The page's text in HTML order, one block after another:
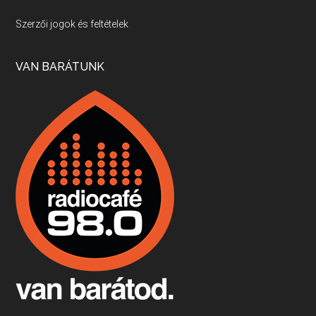
Villány, kékfrankos, Jackfall
Apr 17, 2026 • 00:35:38
Boston, teadélután, bab és homár
Apr 9, 2026 • 00:37:17
Fermentáljunk, a testünk meghálálja!
Apr 3, 2026 • 00:36:07
Szerzői jogok és feltételek
VAN BARÁTUNK